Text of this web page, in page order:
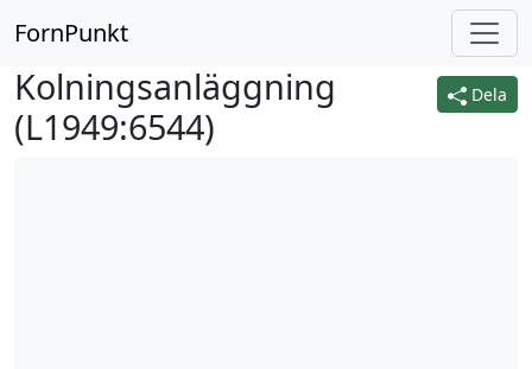
FornPunkt
Dela
Kolningsanläggning
(L1949:6544)